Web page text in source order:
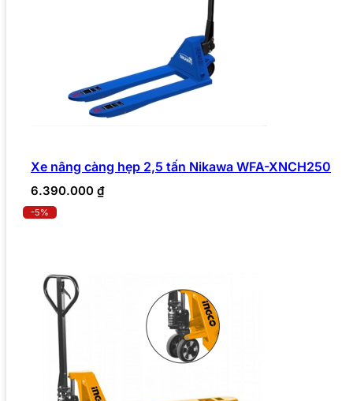
Xe nâng càng hẹp 2,5 tấn Nikawa WFA-XNCH250
6.390.000 ₫
-5%